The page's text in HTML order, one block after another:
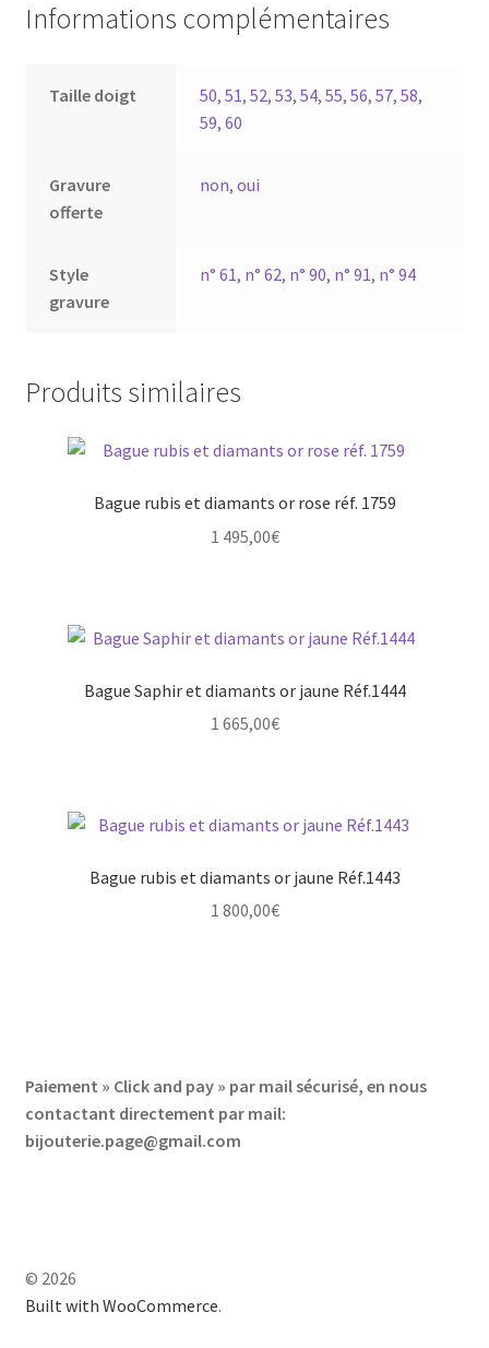
Informations complémentaires
Taille doigt 50,51,52,53,54,55,56,57,58,
59,60
Gravure
offerte
non,oui
Style
gravure
n° 61, n° 62, n° 90, n° 91, n° 94
Produits similaires
Bague rubis et diamants or rose réf. 1759
1 495,00€
Bague Saphir et diamants or jaune Réf.1444
1 665,00€
Bague rubis et diamants or jaune Réf.1443
1 800,00€
Paiement » Click and pay » par mail sécurisé, en nous
contactant directement par mail:
bijouterie.page@gmail.com
© 2026
Built with WooCommerce.